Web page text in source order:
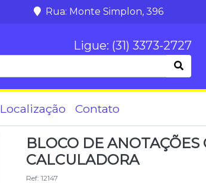
Rua: Monte Simplon, 396
Ligue: (31) 3373-2727
Localização Contato
BLOCO DE ANOTAÇÕES
CALCULADORA
Ref: 12147